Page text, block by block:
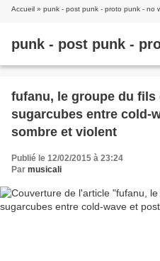
Accueil » punk - post punk - proto punk - no
punk - post punk -
fufanu, le groupe du fils
sugarcubes entre cold-
sombre et violent
Publié le 12/02/2015 à 23:24
Par musicali